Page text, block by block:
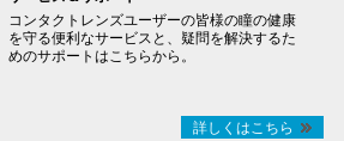
コンタクトレンズユーザーの皆様の瞳の健康
を守る便利なサービスと、疑問を解決するた
めのサポートはこちらから。
詳しくはこちら